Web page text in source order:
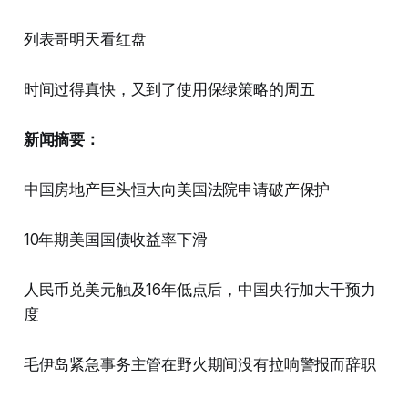
列表哥明天看红盘
时间过得真快，又到了使用保绿策略的周五
新闻摘要：
中国房地产巨头恒大向美国法院申请破产保护
10年期美国国债收益率下滑
人民币兑美元触及16年低点后，中国央行加大干预力
度
毛伊岛紧急事务主管在野火期间没有拉响警报而辞职